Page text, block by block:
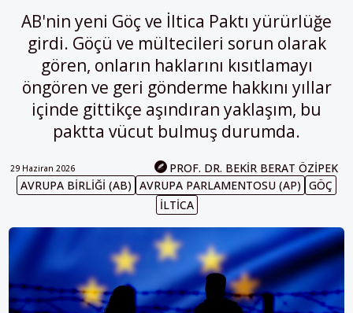
AB'nin yeni Göç ve İltica Paktı yürürlüğe
girdi. Göçü ve mültecileri sorun olarak
gören, onların haklarını kısıtlamayı
öngören ve geri gönderme hakkını yıllar
içinde gittikçe aşındıran yaklaşım, bu
paktta vücut bulmuş durumda.
29 Haziran 2026
PROF. DR. BEKIR BERAT ÖZIPEK
AVRUPA BIRLIĞI (AB) AVRUPA PARLAMENTOSU (AP) GÖÇ
İLTICA